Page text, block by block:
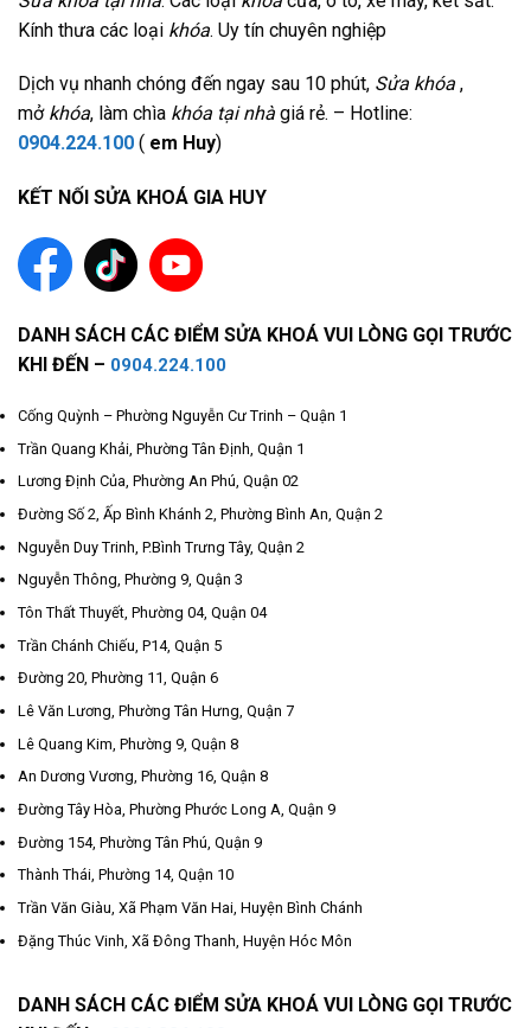
Kính thưa các loại khóa. Uy tín chuyên nghiệp
Dịch vụ nhanh chóng đến ngay sau 10 phút, Sửa khóa ,
mở khóa, làm chìa khóa tại nhà giá rẻ. – Hotline:
0904.224.100 ( em Huy)
KẾT NỐI SỬA KHOÁ GIA HUY
DANH SÁCH CÁC ĐIỂM SỬA KHOÁ VUI LÒNG GỌI TRƯỚC
KHI ĐẾN – 0904.224.100
Cống Quỳnh – Phường Nguyễn Cư Trinh – Quận 1
Trần Quang Khải, Phường Tân Định, Quận 1
Lương Định Của, Phường An Phú, Quận 02
Đường Số 2, Ấp Bình Khánh 2, Phường Bình An, Quận 2
Nguyễn Duy Trinh, P.Bình Trưng Tây, Quận 2
Nguyễn Thông, Phường 9, Quận 3
Tôn Thất Thuyết, Phường 04, Quận 04
Trần Chánh Chiếu, P14, Quận 5
Đường 20, Phường 11, Quận 6
Lê Văn Lương, Phường Tân Hưng, Quận 7
Lê Quang Kim, Phường 9, Quận 8
An Dương Vương, Phường 16, Quận 8
Đường Tây Hòa, Phường Phước Long A, Quận 9
Đường 154, Phường Tân Phú, Quận 9
Thành Thái, Phường 14, Quận 10
Trần Văn Giàu, Xã Phạm Văn Hai, Huyện Bình Chánh
Đặng Thúc Vinh, Xã Đông Thanh, Huyện Hóc Môn
DANH SÁCH CÁC ĐIỂM SỬA KHOÁ VUI LÒNG GỌI TRƯỚC